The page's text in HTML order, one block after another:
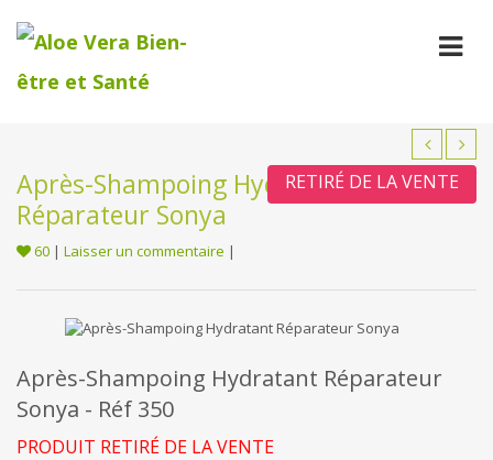
Après-Shampoing Hydratant
Réparateur Sonya
60 | Laisser un commentaire |
RETIRÉ DE LA VENTE
Après-Shampoing Hydratant Réparateur
Sonya - Réf 350
PRODUIT RETIRÉ DE LA VENTE